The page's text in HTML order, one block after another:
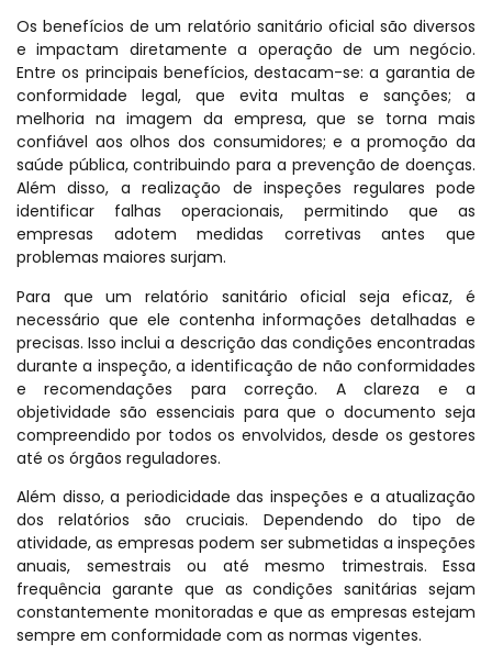
Os benefícios de um relatório sanitário oficial são diversos
e impactam diretamente a operação de um negócio.
Entre os principais benefícios, destacam-se: a garantia de
conformidade legal, que evita multas e sanções; a
melhoria na imagem da empresa, que se torna mais
confiável aos olhos dos consumidores; e a promoção da
saúde pública, contribuindo para a prevenção de doenças.
Além disso, a realização de inspeções regulares pode
identificar falhas operacionais, permitindo que as
empresas adotem medidas corretivas antes que
problemas maiores surjam.
Para que um relatório sanitário oficial seja eficaz, é
necessário que ele contenha informações detalhadas e
precisas. Isso inclui a descrição das condições encontradas
durante a inspeção, a identificação de não conformidades
e recomendações para correção. A clareza e a
objetividade são essenciais para que o documento seja
compreendido por todos os envolvidos, desde os gestores
até os órgãos reguladores.
Além disso, a periodicidade das inspeções e a atualização
dos relatórios são cruciais. Dependendo do tipo de
atividade, as empresas podem ser submetidas a inspeções
anuais, semestrais ou até mesmo trimestrais. Essa
frequência garante que as condições sanitárias sejam
constantemente monitoradas e que as empresas estejam
sempre em conformidade com as normas vigentes.